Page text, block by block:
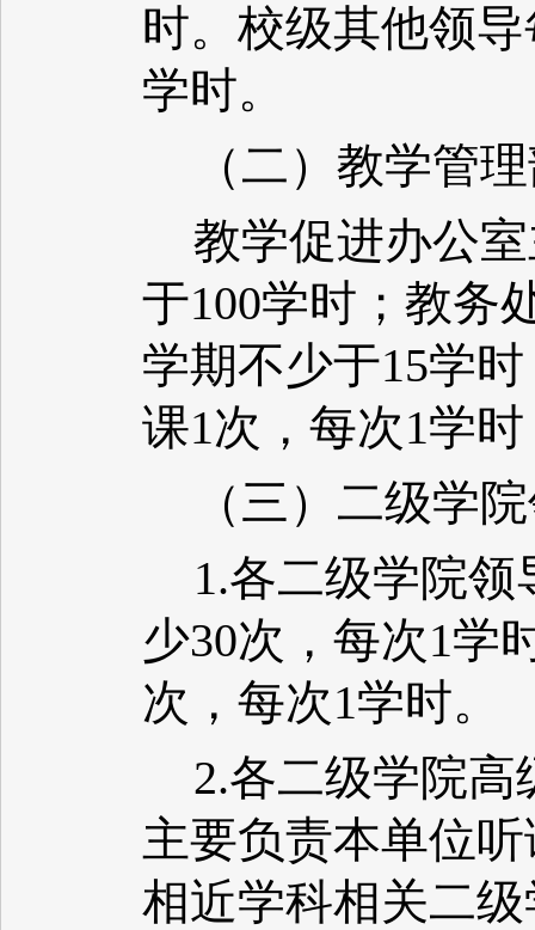
时。校级其他领
学时。
（二）教学管
教学促进办公
于100学时；教务
学期不少于15学
课1次，每次1学
（三）二级学
1.各二级学院
少30次，每次1学
次，每次1学时。
2.各二级学院
主要负责本单位
相近学科相关二